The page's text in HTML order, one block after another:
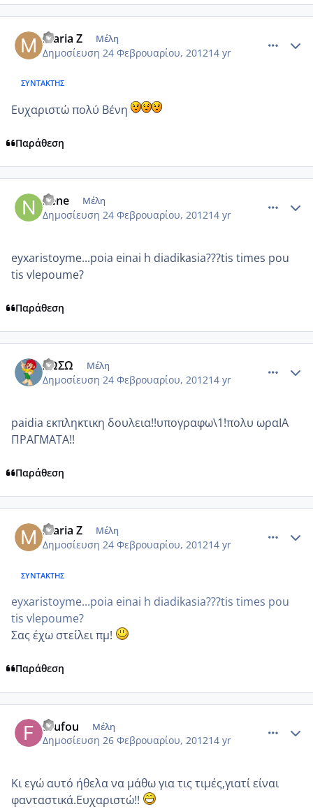
maria Z Μέλη
Δημοσίευση 24 Φεβρουαρίου, 201214 yr
ΣΥΝΤΆΚΤΗΣ
Eυχαριστώ πολύ Βένη
Παράθεση
nene Μέλη
Δημοσίευση 24 Φεβρουαρίου, 201214 yr
eyxaristoyme...poia einai h diadikasia???tis times pou
tis vlepoume?
Παράθεση
ΣΩΣΩ Μέλη
Δημοσίευση 24 Φεβρουαρίου, 201214 yr
paidia εκπληκτικη δουλεια!!υπογραφω\1!πολυ ωραΙΑ
ΠΡΑΓΜΑΤΑ!!
Παράθεση
maria Z Μέλη
Δημοσίευση 24 Φεβρουαρίου, 201214 yr
ΣΥΝΤΆΚΤΗΣ
eyxaristoyme...poia einai h diadikasia???tis times pou
tis vlepoume?
Σας έχω στείλει πμ!
Παράθεση
foufou Μέλη
Δημοσίευση 26 Φεβρουαρίου, 201214 yr
Κι εγώ αυτό ήθελα να μάθω για τις τιμές,γιατί είναι
φανταστικά.Ευχαριστώ!!